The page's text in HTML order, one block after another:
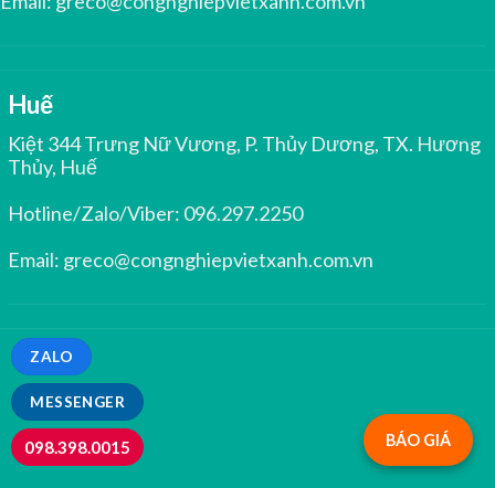
MESSENGER
ZALO
098.398.0015
Huế
Kiệt 344 Trưng Nữ Vương, P. Thủy Dương, TX. Hương
Thủy, Huế
Hotline/Zalo/Viber: 096.297.2250
Email: greco@congnghiepvietxanh.com.vn
BÁO GIÁ